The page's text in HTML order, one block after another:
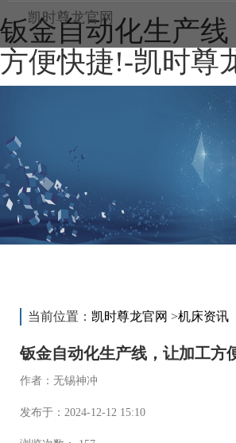
钣金自动化生产
方便快捷!-凯时尊
凯时尊龙官网
当前位置： 凯时尊龙官网 >机床资讯
钣金自动化生产线，让加工方
作者：无锡神冲
发布于：2024-12-12 15:10